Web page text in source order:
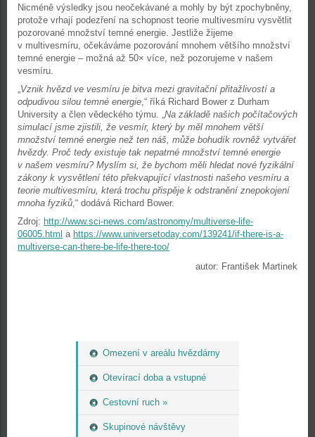
Omezení v areálu hvězdárny
Otevírací doba a vstupné
Cestovní ruch »
Skupinové návštěvy
Nicméně výsledky jsou neočekávané a mohly by být zpochybněny,
protože vrhají podezření na schopnost teorie multivesmíru vysvětlit
pozorované množství temné energie. Jestliže žijeme
v multivesmíru, očekáváme pozorování mnohem většího množství
temné energie – možná až 50× více, než pozorujeme v našem
vesmíru.
„Vznik hvězd ve vesmíru je bitva mezi gravitační přitažlivostí a
odpudivou silou temné energie,“ říká Richard Bower z Durham
University a člen vědeckého týmu. „Na základě našich počítačových
simulací jsme zjistili, že vesmír, který by měl mnohem větší
množství temné energie než ten náš, může bohudík rovněž vytvářet
hvězdy. Proč tedy existuje tak nepatrné množství temné energie
v našem vesmíru? Myslím si, že bychom měli hledat nové fyzikální
zákony k vysvětlení této překvapující vlastnosti našeho vesmíru a
teorie multivesmíru, která trochu přispěje k odstranění znepokojení
mnoha fyziků,“ dodává Richard Bower.
Zdroj: http://www.sci-news.com/astronomy/multiverse-life-
06005.html a https://www.universetoday.com/139241/if-there-is-a-
multiverse-can-there-be-life-there-too/
autor: František Martinek